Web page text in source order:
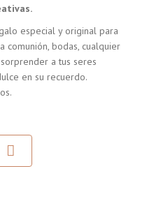
especial y original para
comunión, bodas, cualquier
a tus seres
en su recuerdo.